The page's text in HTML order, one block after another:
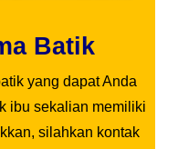
Batik
yang dapat Anda
ibu sekalian memiliki
silahkan kontak